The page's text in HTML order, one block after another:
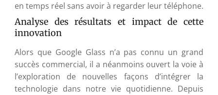
en temps réel sans avoir à regarder leur téléphone.
Analyse des résultats et impact de cette
innovation
Alors que Google Glass n’a pas connu un grand
succès commercial, il a néanmoins ouvert la voie à
l’exploration de nouvelles façons d’intégrer la
technologie dans notre vie quotidienne. Depuis